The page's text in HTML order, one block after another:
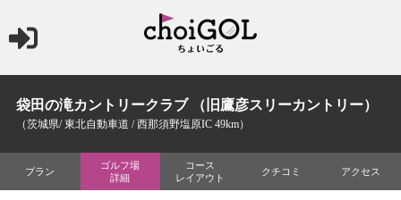
袋田の滝カントリークラブ （旧鷹彦スリーカントリー）
（茨城県/ 東北自動車道 / 西那須野塩原IC 49km）
プラン
ゴルフ場
詳細
コース
レイアウト
クチコミ アクセス